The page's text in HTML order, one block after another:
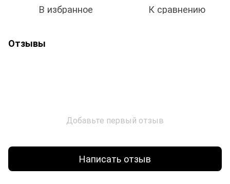
В избранное К сравнению
Отзывы
Добавьте первый отзыв
Написать отзыв